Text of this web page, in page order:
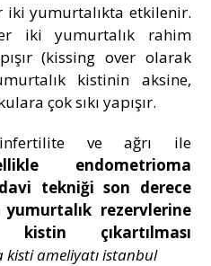
iki yumurtalıkta etkilenir.
iki yumurtalık rahim
(kissing over olarak
kistinin aksine,
çok sıkı yapışır.
infertilite ve ağrı ile
endometrioma
tekniği son derece
yumurtalık rezervlerine
çıkartılması
kisti ameliyatı istanbul